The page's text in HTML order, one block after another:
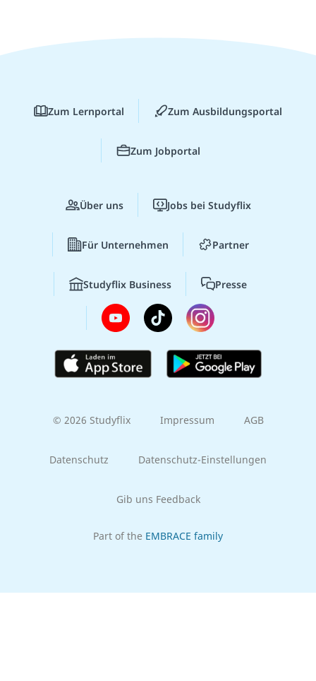
Zum Lernportal Zum Ausbildungsportal
Zum Jobportal
Über uns Jobs bei Studyflix
Für Unternehmen Partner
Studyflix Business Presse
© 2026 Studyflix Impressum AGB
Datenschutz Datenschutz-Einstellungen
Gib uns Feedback
Part of the EMBRACE family